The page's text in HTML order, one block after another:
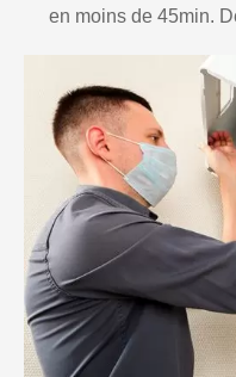
en moins de 45min.